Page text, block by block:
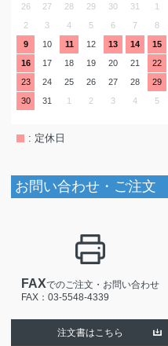
26 27 28 29 30 31
1
2
3 4 5 6 7
8
9
10 11 12 13 14
15
16
17 18 19 20 21
22
23
24 25 26 27 28
29
30
31 1 2 3 4 5
: 定休日
お問い合わせ・ご注文
FAXでのご注文・お問い合わせ
FAX：03-5548-4339
注文書はこちら